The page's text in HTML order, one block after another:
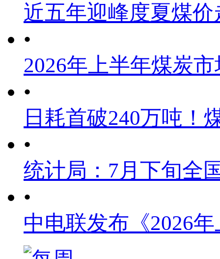
近五年迎峰度夏煤价
•
2026年上半年煤炭
•
日耗首破240万吨！
•
统计局：7月下旬全
•
中电联发布《2026